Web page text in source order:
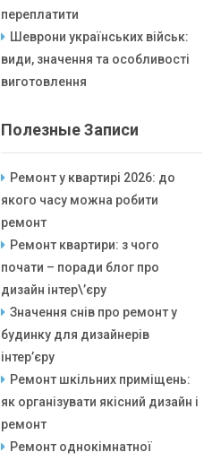
переплатити
Шеврони українських військ:
види, значення та особливості
виготовлення
Полезные Записи
Ремонт у квартирі 2026: до
якого часу можна робити
ремонт
Ремонт квартири: з чого
почати – поради блог про
дизайн інтер\’єру
Значення снів про ремонт у
будинку для дизайнерів
інтер’єру
Ремонт шкільних приміщень:
як організувати якісний дизайн і
ремонт
Ремонт однокімнатної